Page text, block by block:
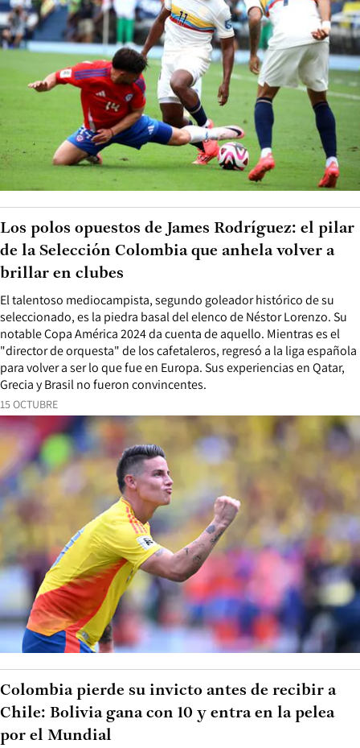
15 OCTUBRE
El talentoso mediocampista, segundo goleador histórico de su
seleccionado, es la piedra basal del elenco de Néstor Lorenzo. Su
notable Copa América 2024 da cuenta de aquello. Mientras es el
"director de orquesta" de los cafetaleros, regresó a la liga española
para volver a ser lo que fue en Europa. Sus experiencias en Qatar,
Grecia y Brasil no fueron convincentes.
Los polos opuestos de James Rodríguez: el pilar
de la Selección Colombia que anhela volver a
brillar en clubes
Colombia pierde su invicto antes de recibir a
Chile: Bolivia gana con 10 y entra en la pelea
por el Mundial